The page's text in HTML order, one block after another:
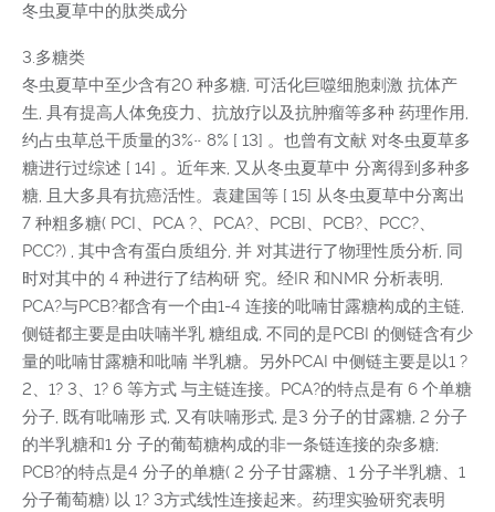
冬虫夏草中的肽类成分
3.多糖类
冬虫夏草中至少含有20 种多糖, 可活化巨噬细胞刺激 抗体产
生, 具有提高人体免疫力、抗放疗以及抗肿瘤等多种 药理作用,
约占虫草总干质量的3%~ 8% [ 13] 。也曾有文献 对冬虫夏草多
糖进行过综述 [ 14] 。近年来, 又从冬虫夏草中 分离得到多种多
糖, 且大多具有抗癌活性。袁建国等 [ 15] 从冬虫夏草中分离出
7 种粗多糖( PCI、PCA ?、PCA?、PCBI、PCB?、PCC?、
PCC?) , 其中含有蛋白质组分, 并 对其进行了物理性质分析, 同
时对其中的 4 种进行了结构研 究。经IR 和NMR 分析表明,
PCA?与PCB?都含有一个由1-4 连接的吡喃甘露糖构成的主链,
侧链都主要是由呋喃半乳 糖组成, 不同的是PCBI 的侧链含有少
量的吡喃甘露糖和吡喃 半乳糖。另外PCAI 中侧链主要是以1 ?
2、1? 3、1? 6 等方式 与主链连接。PCA?的特点是有 6 个单糖
分子, 既有吡喃形 式, 又有呋喃形式, 是3 分子的甘露糖, 2 分子
的半乳糖和1 分 子的葡萄糖构成的非一条链连接的杂多糖;
PCB?的特点是4 分子的单糖( 2 分子甘露糖、1 分子半乳糖、1
分子葡萄糖) 以 1? 3方式线性连接起来。药理实验研究表明